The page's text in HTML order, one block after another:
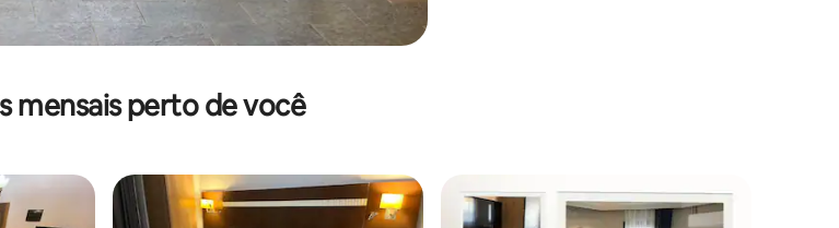
mensais perto de você